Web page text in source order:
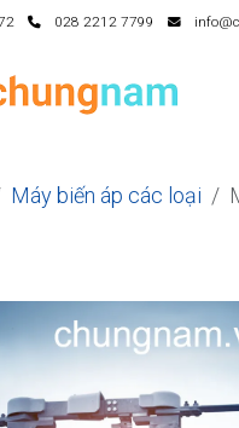
028 2212 7799
Máy biến áp các loại